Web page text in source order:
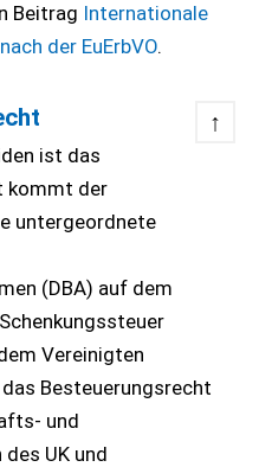
Beitrag Internationale
der EuErbVO.
↑
ist das
kommt der
untergeordnete
(DBA) auf dem
Vereinigten
Besteuerungsrecht
und
UK und